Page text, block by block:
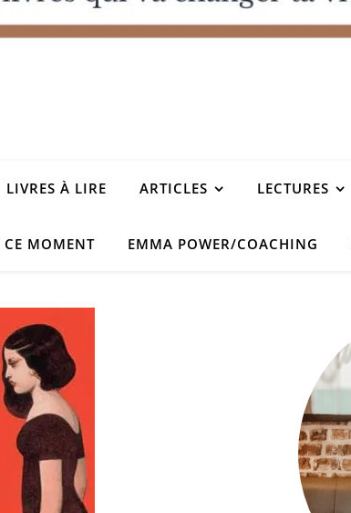
LIVRES À LIRE ARTICLES LECTURES
CE MOMENT EMMA POWER/COACHING